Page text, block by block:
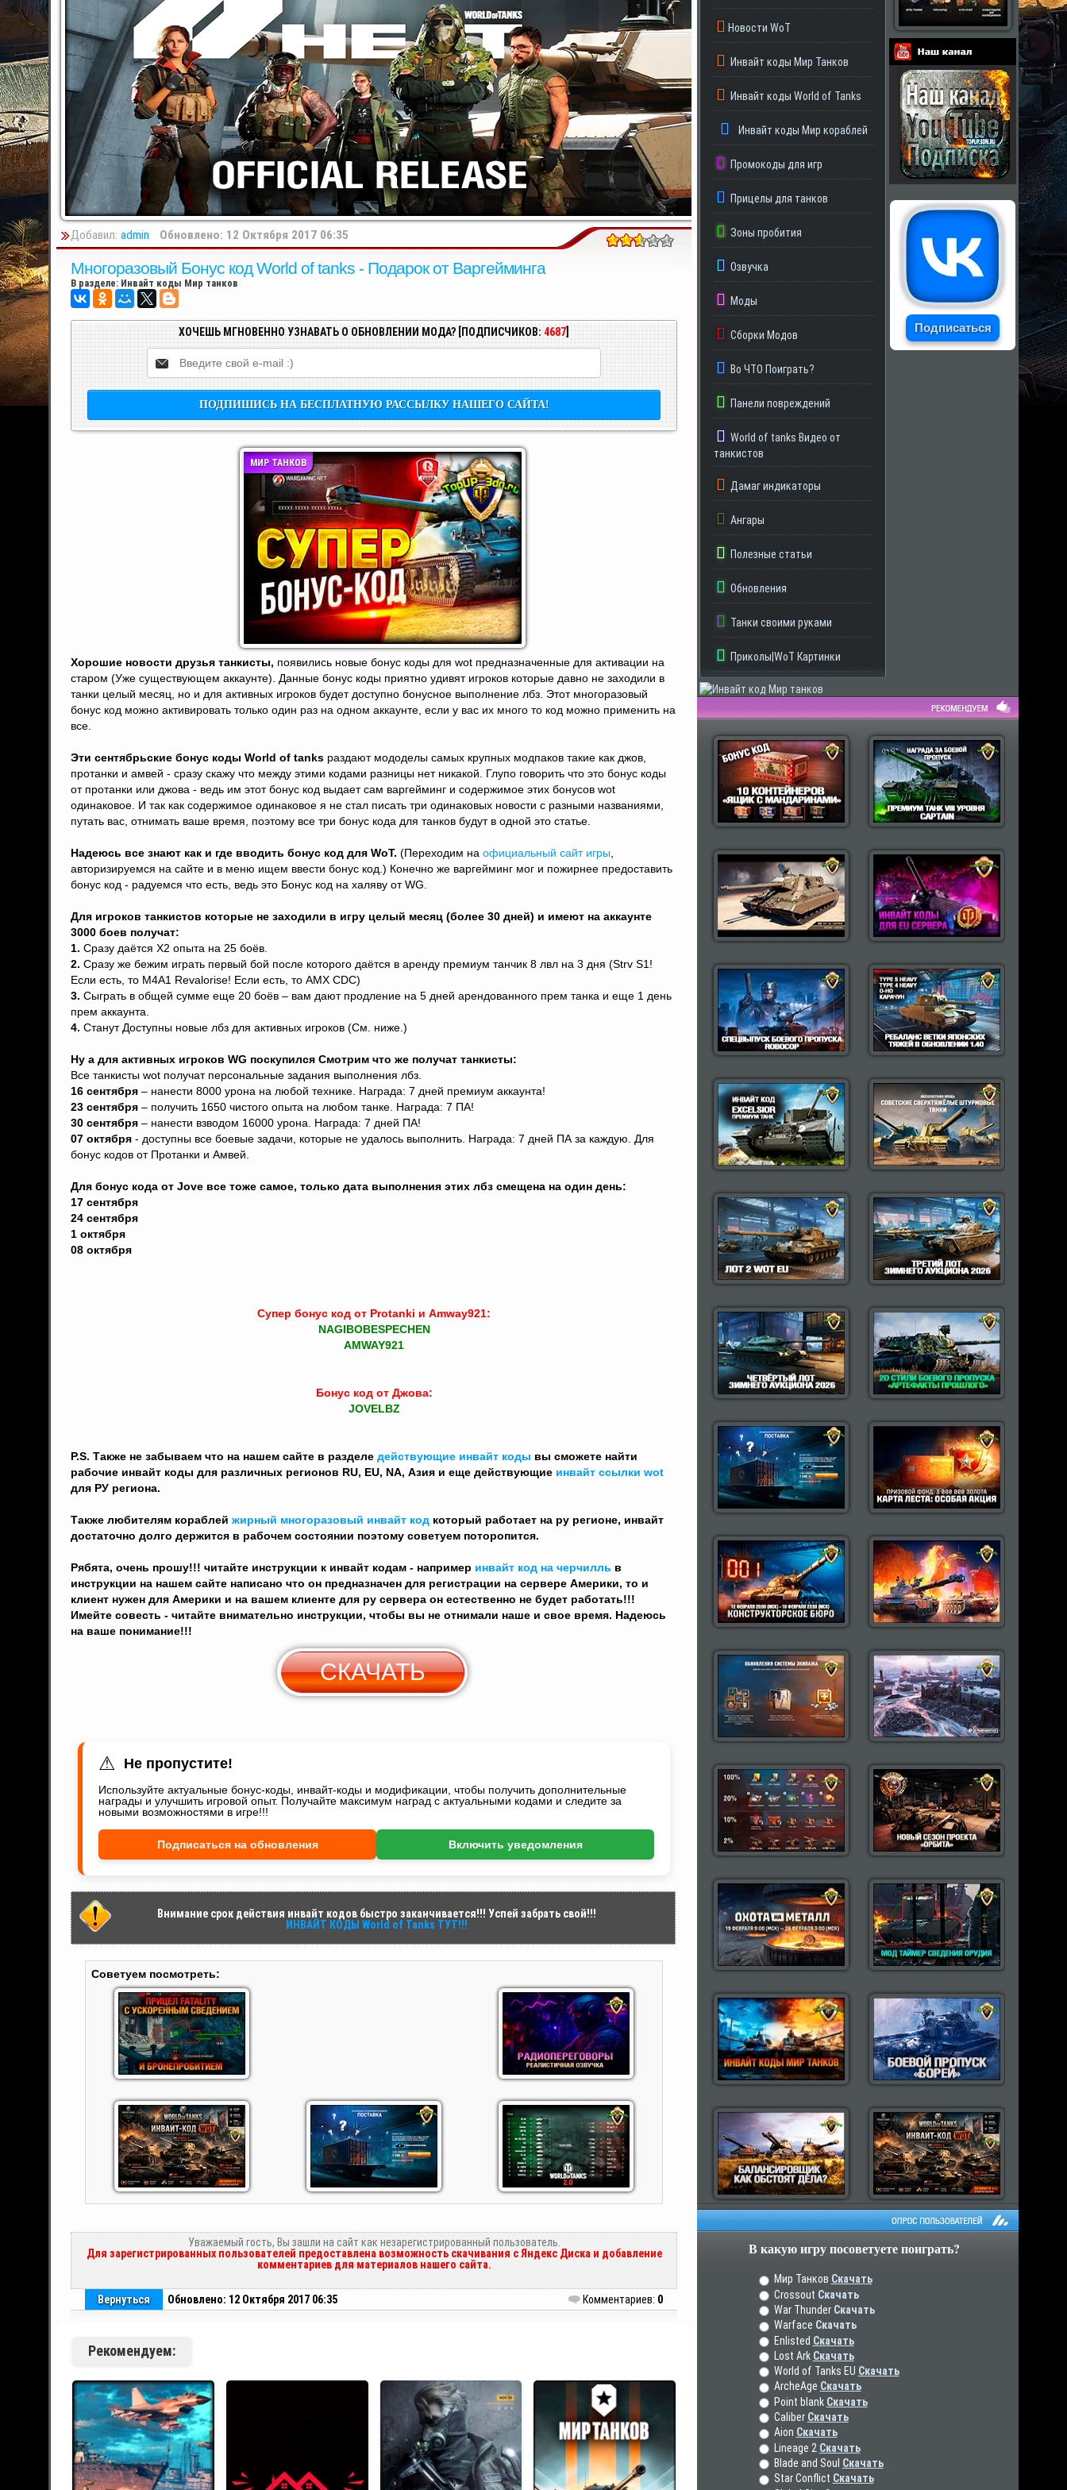
Партнеры
Подписаться
Новости WoT
Инвайт коды Мир Танков
Инвайт коды World of Tanks
Инвайт коды Мир кораблей
Промокоды для игр
Прицелы для танков
Зоны пробития
Озвучка
Моды
Сборки Модов
Во ЧТО Поиграть?
Панели повреждений
World of tanks Видео от
танкистов
Дамаг индикаторы
Ангары
Полезные статьи
Обновления
Танки своими руками
Приколы|WoT Картинки
Популярные моды Wot
Опрос пользователей
В какую игру посоветуете поиграть?
Мир Танков Скачать
Crossout Скачать
War Thunder Скачать
Warface Скачать
Enlisted Скачать
Lost Ark Скачать
World of Tanks EU Скачать
ArcheAge Скачать
Point blank Скачать
Caliber Скачать
Aion Скачать
Lineage 2 Скачать
Blade and Soul Скачать
Star Conflict Скачать
Добавил: admin Обновлено: 12 Октября 2017 06:35
Многоразовый Бонус код World of tanks - Подарок от Варгейминга
В разделе: Инвайт коды Мир танков
ХОЧЕШЬ МГНОВЕННО УЗНАВАТЬ О ОБНОВЛЕНИИ МОДА? [ПОДПИСЧИКОВ: 4687
МИР ТАНКОВ
Хорошие новости друзья танкисты, появились новые бонус коды для wot предназначенные для активации на
старом (Уже существующем аккаунте). Данные бонус коды приятно удивят игроков которые давно не заходили в
танки целый месяц, но и для активных игроков будет доступно бонусное выполнение лбз. Этот многоразовый
бонус код можно активировать только один раз на одном аккаунте, если у вас их много то код можно применить на
все.
Эти сентябрьские бонус коды World of tanks раздают мододелы самых крупных модпаков такие как джов,
протанки и амвей - сразу скажу что между этими кодами разницы нет никакой. Глупо говорить что это бонус коды
от протанки или джова - ведь им этот бонус код выдает сам варгейминг и содержимое этих бонусов wot
одинаковое. И так как содержимое одинаковое я не стал писать три одинаковых новости с разными названиями,
путать вас, отнимать ваше время, поэтому все три бонус кода для танков будут в одной это статье.
Надеюсь все знают как и где вводить бонус код для WoT. (Переходим на официальный сайт игры
авторизируемся на сайте и в меню ищем ввести бонус код.) Конечно же варгейминг мог и пожирнее предоставить
бонус код - радуемся что есть, ведь это Бонус код на халяву от WG.
Для игроков танкистов которые не заходили в игру целый месяц (более 30 дней) и имеют на аккаунте
3000 боев получат:
1. Сразу даётся Х2 опыта на 25 боёв.
2. Сразу же бежим играть первый бой после которого даётся в аренду премиум танчик 8 лвл на 3 дня (Strv S1!
Если есть, то M4A1 Revalorise! Если есть, то AMX CDC)
3. Сыграть в общей сумме еще 20 боёв – вам дают продление на 5 дней арендованного прем танка и еще 1 день
прем аккаунта.
4. Станут Доступны новые лбз для активных игроков (См. ниже.)
Ну а для активных игроков WG поскупился Смотрим что же получат танкисты:
Все танкисты wot получат персональные задания выполнения лбз.
16 сентября – нанести 8000 урона на любой технике. Награда: 7 дней премиум аккаунта!
23 сентября – получить 1650 чистого опыта на любом танке. Награда: 7 ПА!
30 сентября – нанести взводом 16000 урона. Награда: 7 дней ПА!
07 октября - доступны все боевые задачи, которые не удалось выполнить. Награда: 7 дней ПА за каждую. Для
бонус кодов от Протанки и Амвей.
Для бонус кода от Jove все тоже самое, только дата выполнения этих лбз смещена на один день:
17 сентября
24 сентября
1 октября
08 октября
Супер бонус код от Protanki и Amway921:
NAGIBOBESPECHEN
AMWAY921
Бонус код от Джова:
JOVELBZ
P.S. Также не забываем что на нашем сайте в разделе действующие инвайт коды вы сможете найти
рабочие инвайт коды для различных регионов RU, EU, NA, Азия и еще действующие инвайт ссылки wot
для РУ региона.
Также любителям кораблей жирный многоразовый инвайт код который работает на ру регионе, инвайт
достаточно долго держится в рабочем состоянии поэтому советуем поторопится.
Рябята, очень прошу!!! читайте инструкции к инвайт кодам - например инвайт код на черчилль в
инструкции на нашем сайте написано что он предназначен для регистрации на сервере Америки, то и
клиент нужен для Америки и на вашем клиенте для ру сервера он естественно не будет работать!!!
Имейте совесть - читайте внимательно инструкции, чтобы вы не отнимали наше и свое время. Надеюсь
на ваше понимание!!!
СКАЧАТЬ
Скачать c
Yandex Диск
⚠ Не пропустите!
Используйте актуальные бонус-коды, инвайт-коды и модификации, чтобы получить дополнительные
награды и улучшить игровой опыт. Получайте максимум наград с актуальными кодами и следите за
новыми возможностями в игре!!!
Подписаться на обновления Включить уведомления
Внимание срок действия инвайт кодов быстро заканчивается!!! Успей забрать свой!!!
ИНВАЙТ КОДЫ World of Tanks ТУТ!!!
Советуем посмотреть:
Уважаемый гость, Вы зашли на сайт как незарегистрированный пользователь.
Для зарегистрированных пользователей предоставлена возможность скачивания с Яндекс Диска и добавление
комментариев для материалов нашего сайта.
Комментариев: 0
Вернуться Обновлено: 12 Октября 2017 06:35
Рекомендуем: